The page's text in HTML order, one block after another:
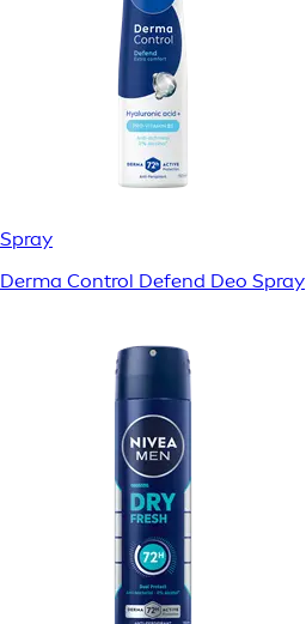
Spray
Derma Control Defend Deo Spray